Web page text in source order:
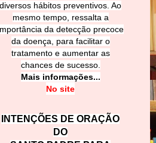
diversos hábitos preventivos. Ao
mesmo tempo, ressalta a
da detecção precoce
da doença, para facilitar o
tratamento e aumentar as
chances de sucesso.
Mais informações...
No site
INTENÇÕES DE ORAÇÃO
DO